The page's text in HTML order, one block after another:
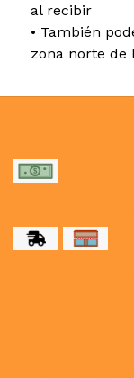
al recibir
• También
zona norte de